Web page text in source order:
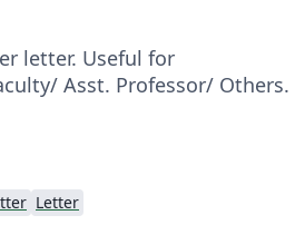
letter. Useful for
Asst. Professor/ Others.
Letter